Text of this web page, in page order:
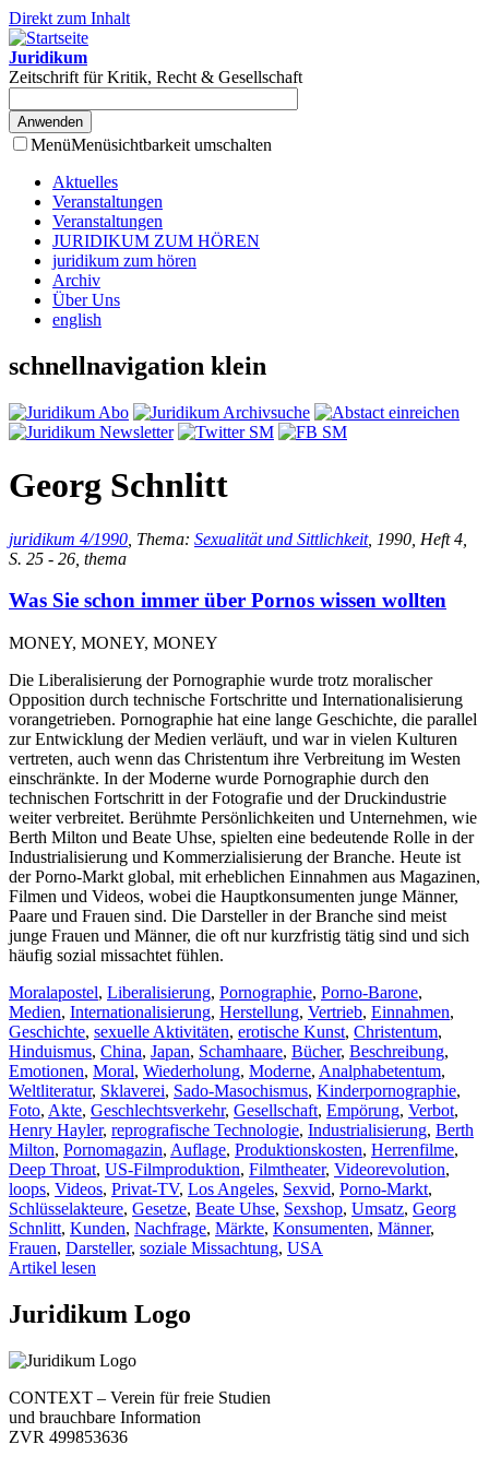
Direkt zum Inhalt
Juridikum
Zeitschrift für Kritik, Recht & Gesellschaft
MenüMenüsichtbarkeit umschalten
Aktuelles
Veranstaltungen
Veranstaltungen
JURIDIKUM ZUM HÖREN
juridikum zum hören
Archiv
Über Uns
english
schnellnavigation klein
Georg Schnlitt
juridikum 4/1990 , Thema: Sexualität und Sittlichkeit, 1990, Heft 4,
S. 25 - 26, thema
Was Sie schon immer über Pornos wissen wollten
MONEY, MONEY, MONEY
Die Liberalisierung der Pornographie wurde trotz moralischer
Opposition durch technische Fortschritte und Internationalisierung
vorangetrieben. Pornographie hat eine lange Geschichte, die parallel
zur Entwicklung der Medien verläuft, und war in vielen Kulturen
vertreten, auch wenn das Christentum ihre Verbreitung im Westen
einschränkte. In der Moderne wurde Pornographie durch den
technischen Fortschritt in der Fotografie und der Druckindustrie
weiter verbreitet. Berühmte Persönlichkeiten und Unternehmen, wie
Berth Milton und Beate Uhse, spielten eine bedeutende Rolle in der
Industrialisierung und Kommerzialisierung der Branche. Heute ist
der Porno-Markt global, mit erheblichen Einnahmen aus Magazinen,
Filmen und Videos, wobei die Hauptkonsumenten junge Männer,
Paare und Frauen sind. Die Darsteller in der Branche sind meist
junge Frauen und Männer, die oft nur kurzfristig tätig sind und sich
häufig sozial missachtet fühlen.
Moralapostel, Liberalisierung, Pornographie, Porno-Barone,
Medien, Internationalisierung, Herstellung, Vertrieb, Einnahmen,
Geschichte, sexuelle Aktivitäten, erotische Kunst, Christentum,
Hinduismus, China, Japan, Schamhaare, Bücher, Beschreibung,
Emotionen, Moral, Wiederholung, Moderne, Analphabetentum,
Weltliteratur, Sklaverei, Sado-Masochismus, Kinderpornographie,
Foto, Akte, Geschlechtsverkehr, Gesellschaft, Empörung, Verbot,
Henry Hayler, reprografische Technologie, Industrialisierung, Berth
Milton, Pornomagazin, Auflage, Produktionskosten, Herrenfilme,
Deep Throat, US-Filmproduktion, Filmtheater, Videorevolution,
loops, Videos, Privat-TV, Los Angeles, Sexvid, Porno-Markt,
Schlüsselakteure, Gesetze, Beate Uhse, Sexshop, Umsatz, Georg
Schnlitt, Kunden, Nachfrage, Märkte, Konsumenten, Männer,
Frauen, Darsteller, soziale Missachtung, USA
Artikel lesen
Juridikum Logo
CONTEXT – Verein für freie Studien
und brauchbare Information
ZVR 499853636